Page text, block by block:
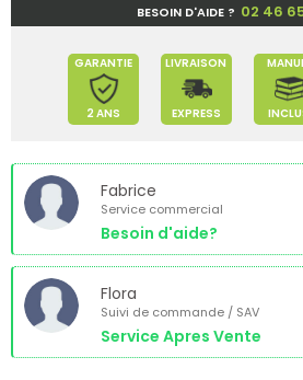
BESOIN D'AIDE ? 02 46
GARANTIE
2 ANS
LIVRAISON
EXPRESS
Fabrice
Service commercial
Besoin d'aide?
Flora
Suivi de commande / SAV
Service Apres Vente